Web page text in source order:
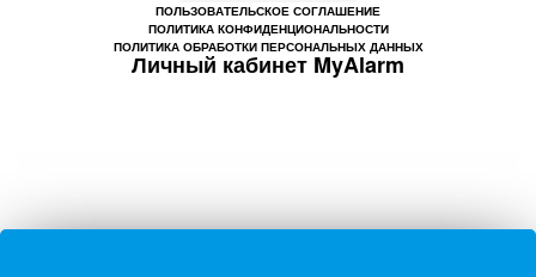
ПОЛЬЗОВАТЕЛЬСКОЕ СОГЛАШЕНИЕ
ПОЛИТИКА КОНФИДЕНЦИОНАЛЬНОСТИ
ПОЛИТИКА ОБРАБОТКИ ПЕРСОНАЛЬНЫХ ДАННЫХ
Личный кабинет MyAlarm